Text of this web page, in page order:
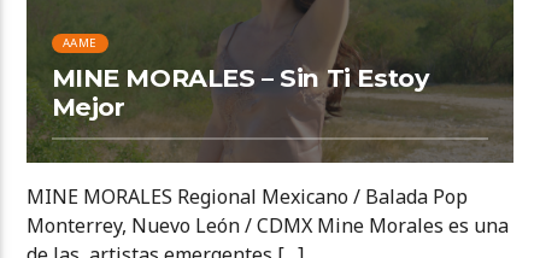
AAME
MINE MORALES – Sin Ti Estoy
Mejor
MINE MORALES Regional Mexicano / Balada Pop
Monterrey, Nuevo León / CDMX Mine Morales es una